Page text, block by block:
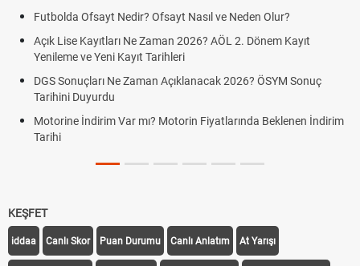
Futbolda Ofsayt Nedir? Ofsayt Nasıl ve Neden Olur?
Açık Lise Kayıtları Ne Zaman 2026? AÖL 2. Dönem Kayıt
Yenileme ve Yeni Kayıt Tarihleri
DGS Sonuçları Ne Zaman Açıklanacak 2026? ÖSYM Sonuç
Tarihini Duyurdu
Motorine İndirim Var mı? Motorin Fiyatlarında Beklenen İndirim
Tarihi
KEŞFET
iddaa Canlı Skor Puan Durumu Canlı Anlatım At Yarışı